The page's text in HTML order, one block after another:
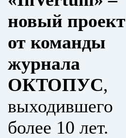
новый проект
от команды
журнала
ОКТОПУС,
выходившего
более 10 лет.